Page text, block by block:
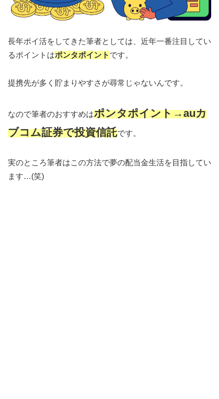
長年ポイ活をしてきた筆者としては、近年一番注目してい
るポイントはポンタポイント です。
提携先が多く貯まりやすさが尋常じゃないんです。
なので筆者のおすすめはポンタポイント→auカ
ブコム証券で投資信託です。
実のところ筆者はこの方法で夢の配当金生活を目指してい
ます…(笑)